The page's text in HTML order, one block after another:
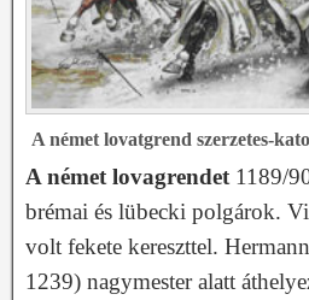
A német lovatgrend szerzetes-
A német lovagrendet 1189/
brémai és lübecki polgárok.
volt fekete kereszttel.
1239) nagymester alatt